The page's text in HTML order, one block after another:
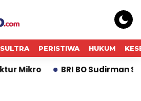
SULTRA PERISTIWA HUKUM
BRI BO Sudirman Semanggi